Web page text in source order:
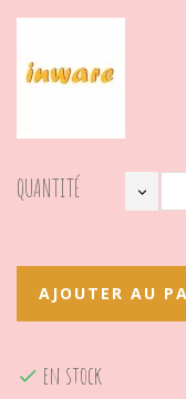
QUANTITÉ
AJOUTER AU
 en stock